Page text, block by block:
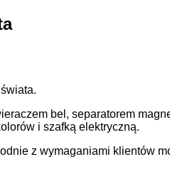
bel, separatorem
i szafką elektryczną.
z wymaganiami klientów